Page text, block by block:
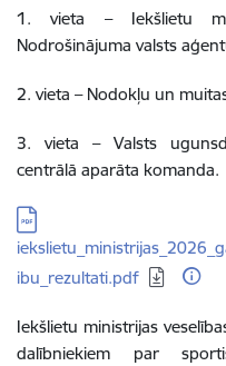
1. vieta – Iekšlietu
Nodrošinājuma valsts
2. vieta – Nodokļu un
3. vieta – Valsts
centrālā aparāta komanda.
Lejupielādēt:
ibu_rezultati.pdf
Iekšlietu ministrijas
dalībniekiem par